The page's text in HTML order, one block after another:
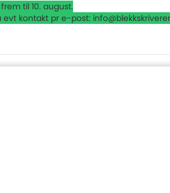
til 10. august.
kontakt pr e-post: